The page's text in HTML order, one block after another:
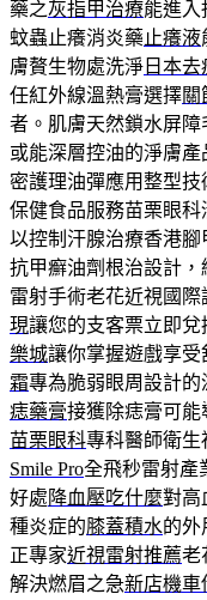
藥之灰指甲治療能進入
蚊蟲止癢消炎藥 止癢液
膚贅生物處洗淨 日本去
任紅外線溫熱膏選擇關
者。肌膚天然鎖水屏障
或能深層控油的淨膚
密護理油彈應用整型
保健食品服務苗栗眼
以控制汗腺治療香港
抗甲癬油劑根治設計
雷射手術老花近視國
現讓您的支客票立即
樂城讓你掌握遊戲享受
霜專為脆弱眼周設計
痣藥膏接獲除痣膏可能
苗栗眼科專科醫師衛生
Smile Pro全飛秒雷射產
好處 降血壓吃什麼對高
種炎症的膝蓋積水的外
正專家近視雷射推薦老
解決燃眉之急新店機車